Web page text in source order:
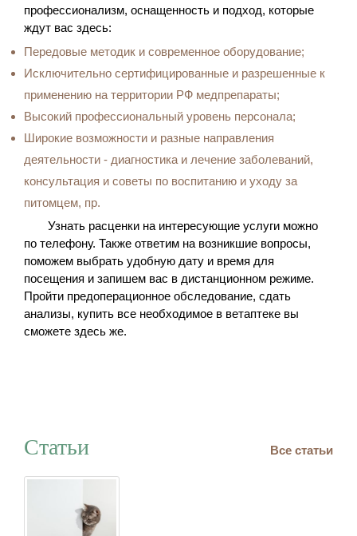
профессионализм, оснащенность и подход, которые
ждут вас здесь:
Передовые методик и современное оборудование;
Исключительно сертифицированные и разрешенные к
применению на территории РФ медпрепараты;
Высокий профессиональный уровень персонала;
Широкие возможности и разные направления
деятельности - диагностика и лечение заболеваний,
консультация и советы по воспитанию и уходу за
питомцем, пр.
Узнать расценки на интересующие услуги можно
по телефону. Также ответим на возникшие вопросы,
поможем выбрать удобную дату и время для
посещения и запишем вас в дистанционном режиме.
Пройти предоперационное обследование, сдать
анализы, купить все необходимое в ветаптеке вы
сможете здесь же.
Статьи Все статьи